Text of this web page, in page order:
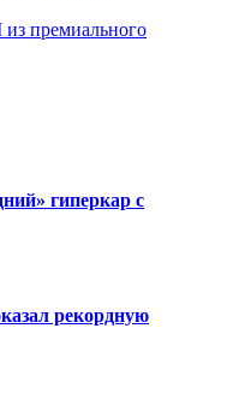
премиального
гиперкар с
рекордную